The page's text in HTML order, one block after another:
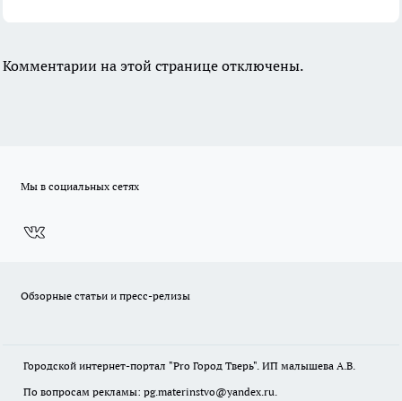
Комментарии на этой странице отключены.
Мы в социальных сетях
Обзорные статьи и пресс-релизы
Городской интернет-портал "Pro Город Тверь". ИП малышева А.В.
По вопросам рекламы: pg.materinstvo@yandex.ru.